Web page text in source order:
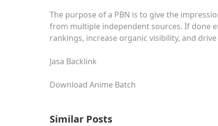
The purpose of a PBN is to give the
from multiple independent sources. If done
rankings, increase organic visibility, and
Jasa Backlink
Download Anime Batch
Similar Posts